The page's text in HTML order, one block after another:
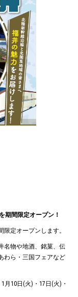
期間限定オープン！
定オープンします。
名物や地酒、銘菓、伝
わら・三国フェアなど
10日(火)・17日(火)・